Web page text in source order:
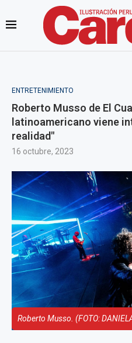
ENTRETENIMIENTO
Roberto Musso de El
latinoamericano viene
realidad"
16 octubre, 2023
Roberto Musso. (FOTO: